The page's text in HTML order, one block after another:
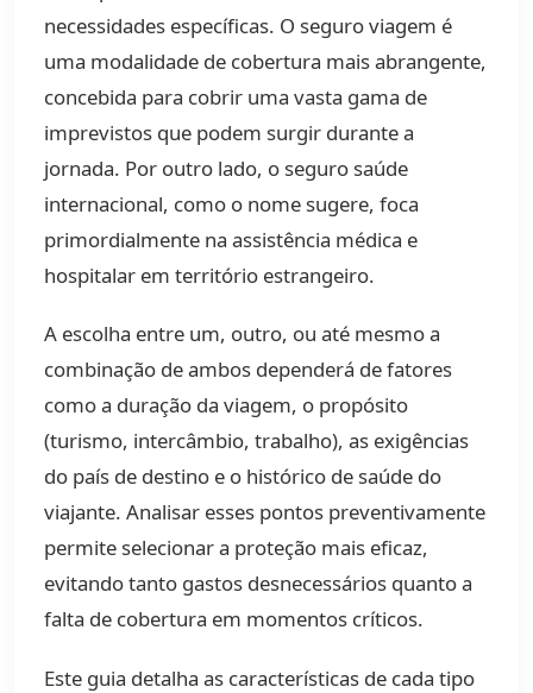
necessidades específicas. O seguro viagem é
uma modalidade de cobertura mais abrangente,
concebida para cobrir uma vasta gama de
imprevistos que podem surgir durante a
jornada. Por outro lado, o seguro saúde
internacional, como o nome sugere, foca
primordialmente na assistência médica e
hospitalar em território estrangeiro.
A escolha entre um, outro, ou até mesmo a
combinação de ambos dependerá de fatores
como a duração da viagem, o propósito
(turismo, intercâmbio, trabalho), as exigências
do país de destino e o histórico de saúde do
viajante. Analisar esses pontos preventivamente
permite selecionar a proteção mais eficaz,
evitando tanto gastos desnecessários quanto a
falta de cobertura em momentos críticos.
Este guia detalha as características de cada tipo